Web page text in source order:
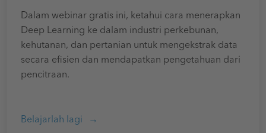
Dalam webinar gratis ini, ketahui cara menerapkan
Deep Learning ke dalam industri perkebunan,
kehutanan, dan pertanian untuk mengekstrak data
secara efisien dan mendapatkan pengetahuan dari
pencitraan.
Belajarlah lagi